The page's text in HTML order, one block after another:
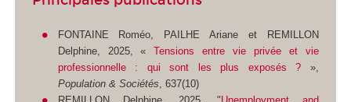
FONTAINE Roméo, PAILHE Ariane et REMILLON
Delphine, 2025, «Tensions entre vie privée et vie
professionnelle : qui sont les plus exposés ? »,
Population & Sociétés , 637(10)